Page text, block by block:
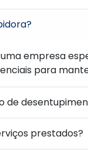
empresa
para
de
prestados?